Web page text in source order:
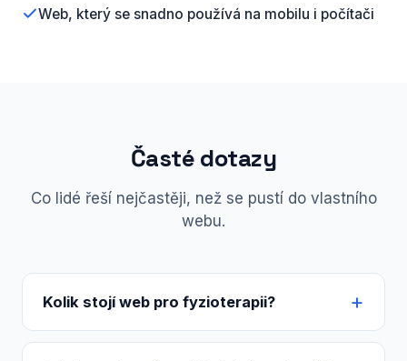
Web, který se snadno používá na mobilu i počítači
Časté dotazy
Co lidé řeší nejčastěji, než se pustí do vlastního
webu.
Kolik stojí web pro fyzioterapii?